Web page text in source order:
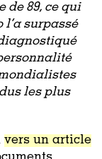
de 89, ce qui
surpassé
les plus
vers un article